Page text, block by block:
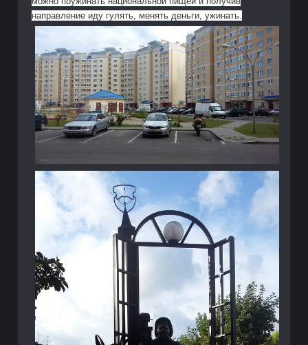
направление иду гулять, менять деньги, ужинать.